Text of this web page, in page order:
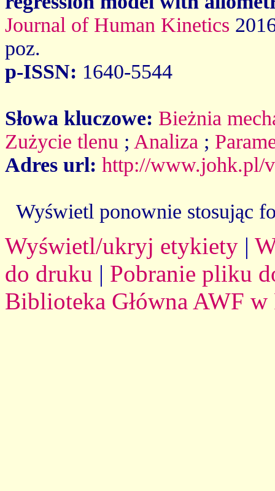
Journal of Human Kinetics
poz.
p-ISSN: 1640-5544
Słowa kluczowe: Bieżnia
Zużycie tlenu ; Analiza ;
Adres url: http://www.johk.pl/
Wyświetl ponownie stosując
Wyświetl/ukryj etykiety |
do druku | Pobranie pliku
Biblioteka Główna AWF w